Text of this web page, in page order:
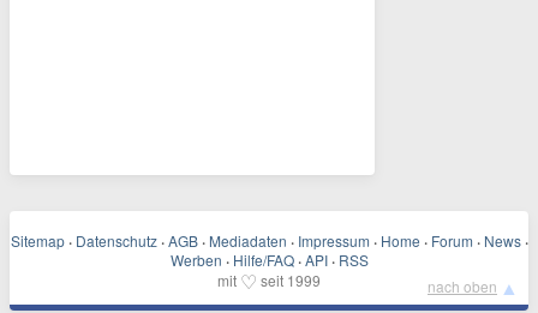
Sitemap · Datenschutz · AGB · Mediadaten · Impressum · Home · Forum · News ·
Werben · Hilfe/FAQ · API · RSS
mit ♡ seit 1999 nach oben ▲